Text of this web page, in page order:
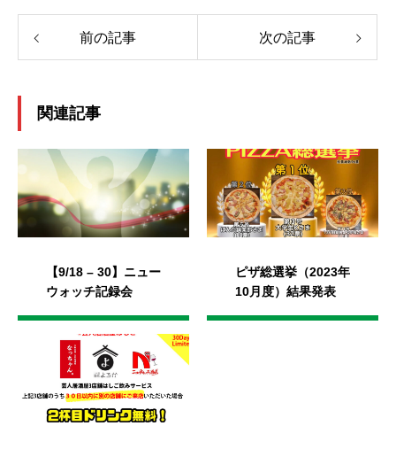
前の記事 次の記事
関連記事
【9/18 – 30】ニュー
ウォッチ記録会
ピザ総選挙（2023年
10月度）結果発表